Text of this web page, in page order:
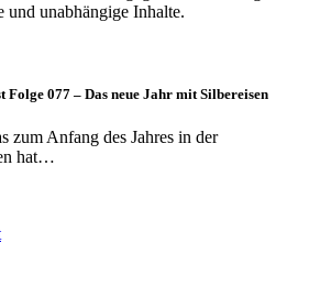
und unabhängige Inhalte.
Folge 077 – Das neue Jahr mit Silbereisen
zum Anfang des Jahres in der
hat…